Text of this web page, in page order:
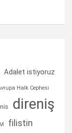
Adalet istiyoruz
Halk Cephesi
direniş
filistin